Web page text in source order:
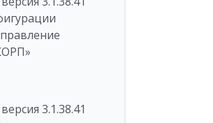
3.1.38.41